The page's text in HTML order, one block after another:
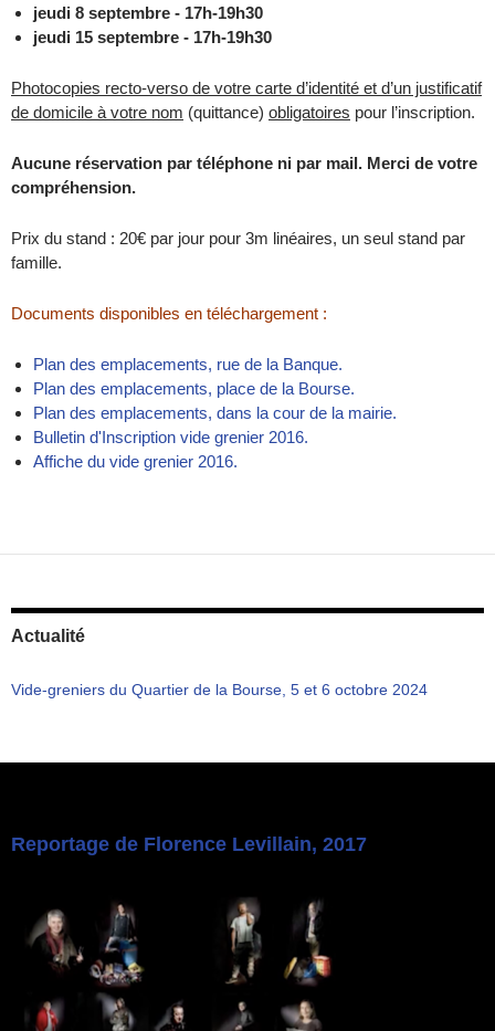
jeudi 8 septembre - 17h-19h30
jeudi 15 septembre - 17h-19h30
Photocopies recto-verso de votre carte d’identité et d’un justificatif
de domicile à votre nom (quittance) obligatoires pour l’inscription.
Aucune réservation par téléphone ni par mail. Merci de votre
compréhension.
Prix du stand : 20€ par jour pour 3m linéaires, un seul stand par
famille.
Documents disponibles en téléchargement :
Plan des emplacements, rue de la Banque.
Plan des emplacements, place de la Bourse.
Plan des emplacements, dans la cour de la mairie.
Bulletin d'Inscription vide grenier 2016.
Affiche du vide grenier 2016.
Actualité
Vide-greniers du Quartier de la Bourse, 5 et 6 octobre 2024
Reportage de Florence Levillain, 2017